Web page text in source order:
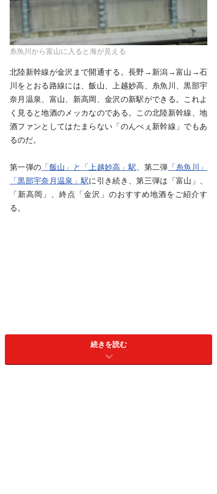
糸魚川から富山に入ると海が見える
北陸新幹線が金沢まで開通する。長野→新潟→富山→石
川をとおる路線には、飯山、上越妙高、糸魚川、黒部宇
奈月温泉、富山、新高岡、金沢の新駅ができる。これよ
く見ると地酒のメッカなのである。この北陸新幹線、地
酒ファンとしてはたまらない「のんべぇ新幹線」でもあ
るのだ。
第一弾の 「飯山」と「上越妙高」駅、第二弾 「糸魚川」
「黒部宇奈月温泉」駅に引き続き、第三弾は「富山」、
「新高岡」、終点「金沢」のおすすめ地酒をご紹介す
る。
続きを読む